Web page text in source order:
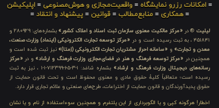
≡ امکانات رزرو نمایشگاه ≡ واقعیت‌مجازی و هوش‌مصنوعی ≡ اپلیکیشن
≡همکاری ≡منابع‌مطالب ≡قوانین ≡پیشنهاد و انتقاد ≡
لیلیت ® در «مرکز مالکیت معنوی سازمان ثبت اسناد و املاک کشور»
بشماره‌های: ۲۸۰۹۲۹ و
۴۵۱۸۴۱ ، به ثبت رسیده است و در
«مرکز توسعه تجارت الکترونیکی (اینماد) وزارت صنعت،
معدن و تجارت» و «سامانه احراز مشتریان تجارت الکترونیکی (اِمتا)» نیز ثبت شده است و
همچنین در «مرکز توسعه فرهنگ و هنر در فضای‌مجازی وزارت فرهنگ و ارشاد» و در«مرکز
رسانه‌های دیجیتال وزارت فرهنگ و ارشاد»
بشماره شامَد: ۱-۳-۶۵-۷۱۲۳۹۹-۱-۱ ، نیز به ثبت
رسیده است؛ متعاقباً کلیهٔ حقوق مادی و معنوی محفوظ است و تحت قانون حمایت از
حقوق پدیدآورندگان و قانون حمایت از اختراعات، طرح‌های صنعتی و علائم تجاری قرار دارد.
اخطار! هرگونه کپی و یا الگوبرداری از این پلتفرم و همچنین سوءاستفاده از نام و یا نشان